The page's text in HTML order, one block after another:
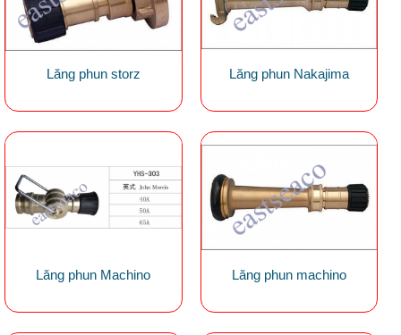
Lăng phun storz Lăng phun Nakajima
Lăng phun Machino Lăng phun machino